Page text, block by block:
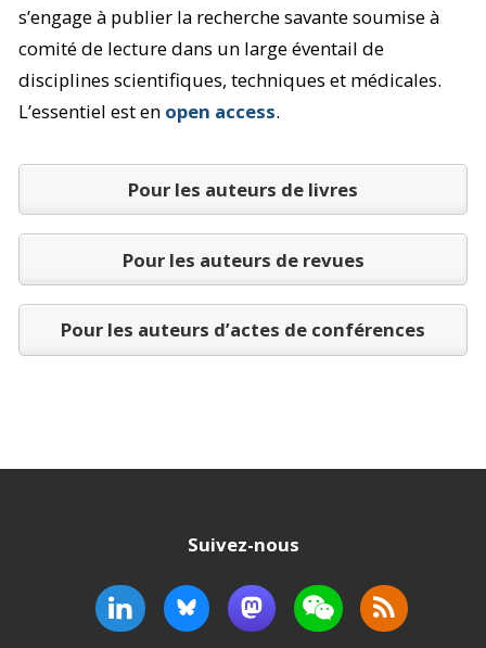
s’engage à publier la recherche savante soumise à
comité de lecture dans un large éventail de
disciplines scientifiques, techniques et médicales.
L’essentiel est en open access.
Pour les auteurs de livres
Pour les auteurs de revues
Pour les auteurs d’actes de conférences
Suivez-nous